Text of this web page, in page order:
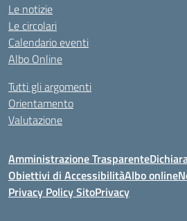
Le notizie
Le circolari
Calendario eventi
Albo Online
Tutti gli argomenti
Orientamento
Valutazione
Amministrazione Trasparente
Obiettivi di AccessibilitàAlbo online
Privacy Policy SitoPrivacy